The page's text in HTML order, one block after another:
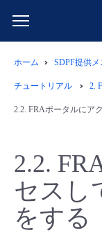
サービス一覧
データ利
ネットワ
IoT
よくある質問
クラウド/
ネットワー
料金シミ
データ利活
ご利用開始ガイ
■ 管理機能
ユースケース
ホーム SDPF提供
チュートリアル 2.
2.2. FRAポータルにア
2.2.
セスし
をする